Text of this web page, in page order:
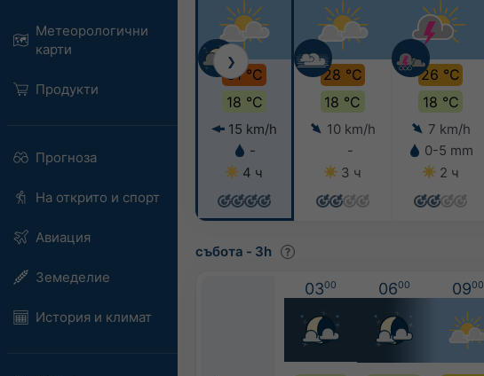
Метеорологични
карти
Продукти
Прогноза
На открито и спорт
Авиация
Земеделие
История и климат
31 °C
18 °C
15 km/h
-
4 ч
28 °C
18 °C
10 km/h
-
3 ч
26 °C
18 °C
7 km/h
0-5 mm
2 ч
❯
събота - 3h
0300 0600 0900